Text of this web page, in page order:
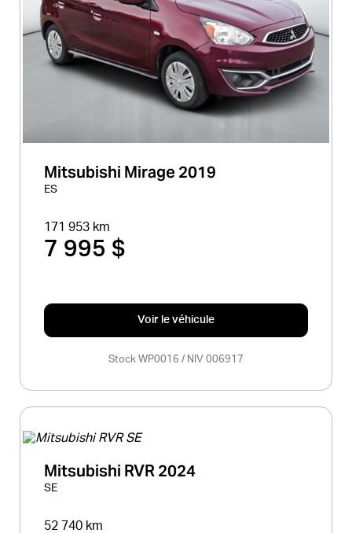
Mitsubishi Mirage 2019
ES
171 953 km
7 995 $
Voir le véhicule
Stock WP0016 / NIV 006917
Mitsubishi RVR 2024
SE
52 740 km